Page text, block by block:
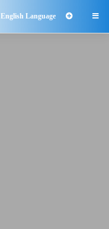

English Language